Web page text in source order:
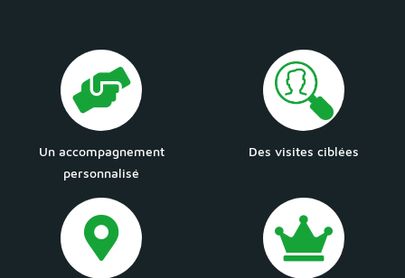
Un accompagnement
personnalisé
Des visites ciblées